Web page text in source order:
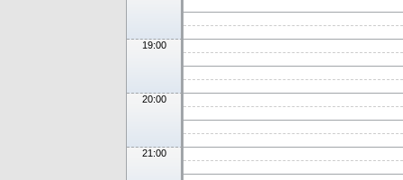
19:00
20:00
21:00